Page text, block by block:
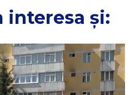
interesa și: